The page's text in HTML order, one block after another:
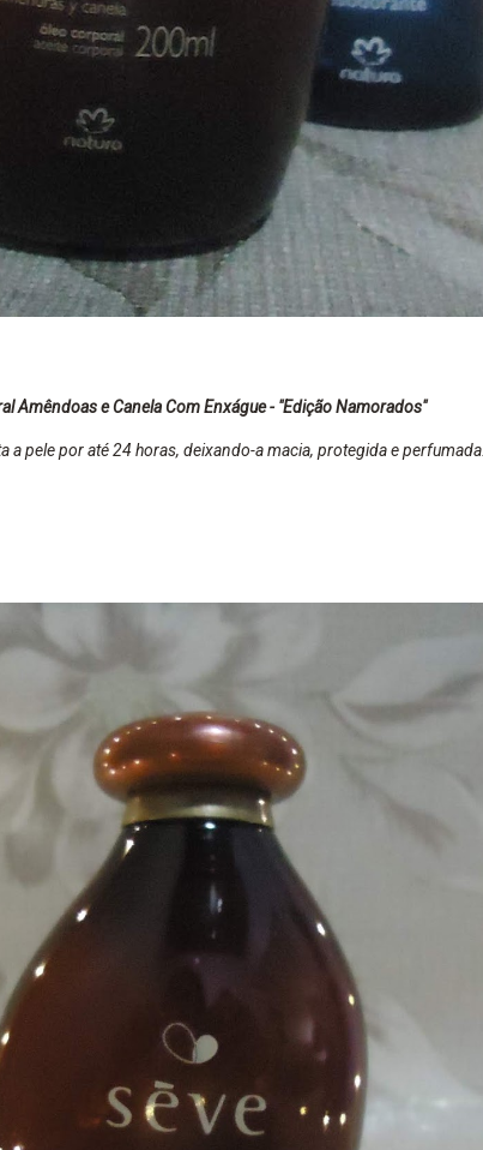
Amêndoas e Canela Com Enxágue - "Edição Namorados"
a pele por até 24 horas, deixando-a macia, protegida e perfumada.